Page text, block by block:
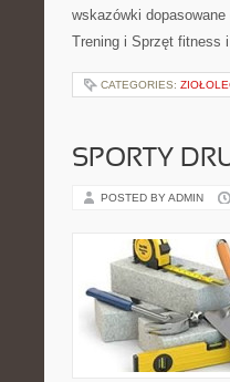
wskazówki
Trening i Sprzęt fitness
CATEGORIES:
SPORTY
POSTED BY ADMIN